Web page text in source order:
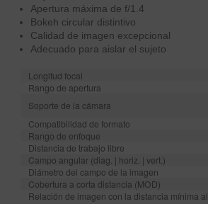
Apertura máxima de f/1.4
Bokeh circular distintivo
Calidad de imagen excepcional
Adecuado para aislar el sujeto
Longitud focal
Rango de apertura
Soporte de la cámara
Compatibilidad de formato
Rango de enfoque
Distancia de trabajo libre
Campo angular (diag. | horiz. | vert.)
Diámetro del campo de la imagen
Cobertura a corta distancia (MOD)
Relación de imagen con la distancia mínima al